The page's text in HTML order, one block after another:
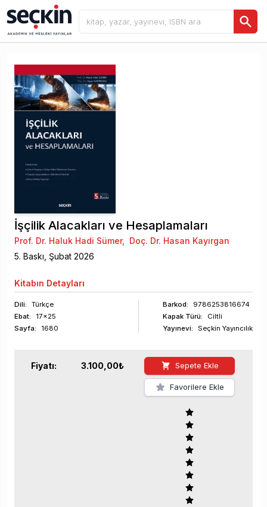
İşçilik Alacakları ve Hesaplamaları
Prof. Dr. Haluk Hadi Sümer, Doç. Dr. Hasan Kayırgan
5. Baskı, Şubat 2026
Kitabın Detayları
Dili:
Türkçe
Ebat:
17x25
Sayfa: 1680
Barkod:
9786253816674
Kapak Türü:
Ciltli
Yayınevi:
Seçkin Yayıncılık
Fiyatı: 3.100,00₺ Sepete Ekle
Favorilere Ekle